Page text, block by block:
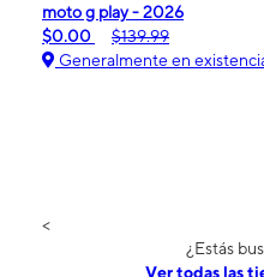
moto g play - 2026
$0.00
$139.99
Generalmente en
<
¿Estás
Ver todas las